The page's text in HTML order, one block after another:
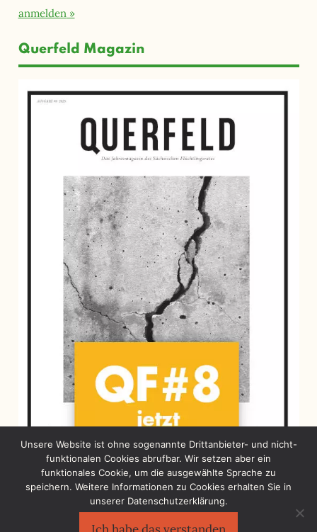
anmelden
Querfeld Magazin
Unsere Website ist ohne sogenannte Drittanbieter- und nicht-
funktionalen Cookies abrufbar. Wir setzen aber ein
funktionales Cookie, um die ausgewählte Sprache zu
speichern. Weitere Informationen zu Cookies erhalten Sie in
unserer Datenschutzerklärung.